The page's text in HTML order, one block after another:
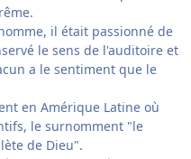
il était passionné de
le sens de l'auditoire et
a le sentiment que le
en Amérique Latine où
le surnomment "le
de Dieu".